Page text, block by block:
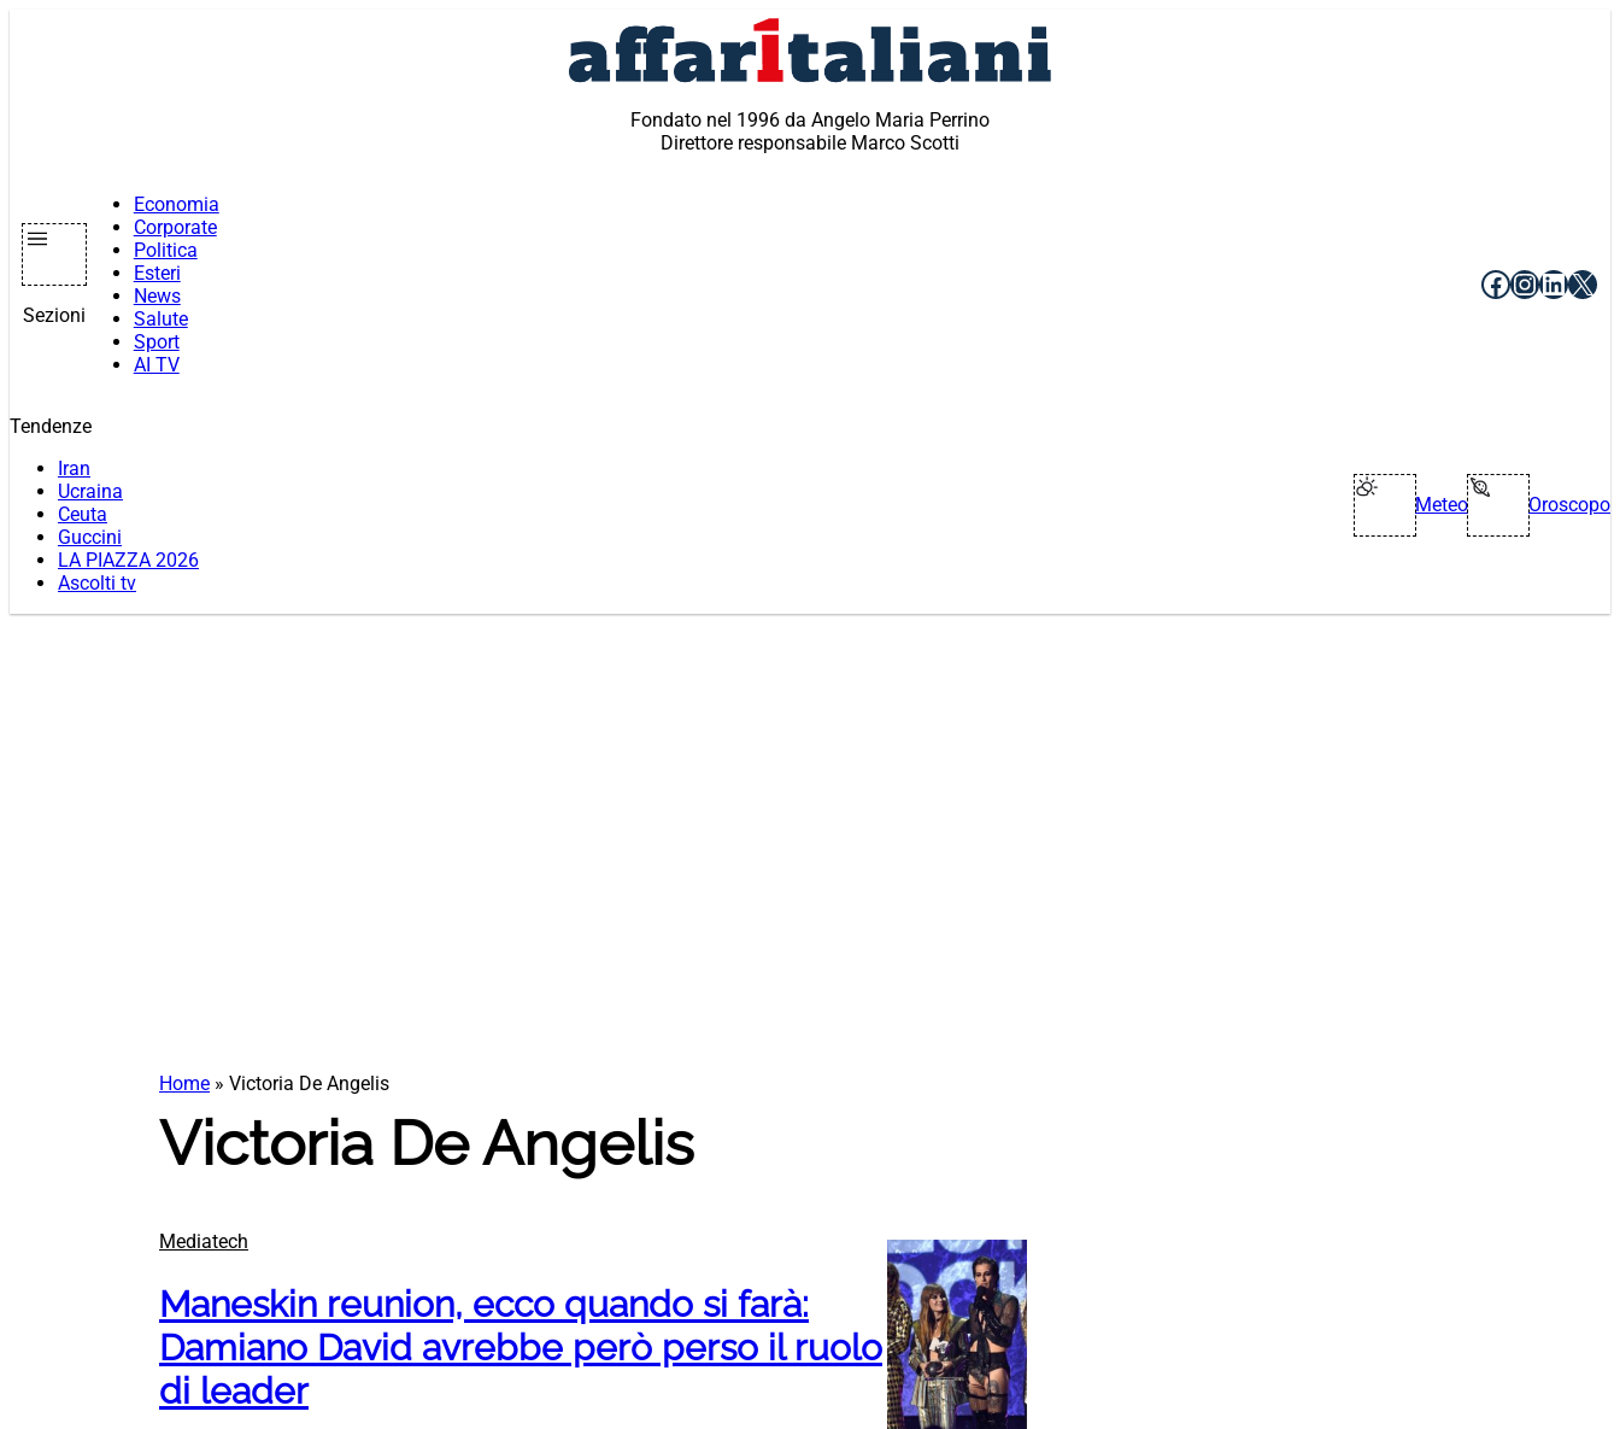
Fondato nel 1996 da Angelo Maria Perrino
Direttore responsabile Marco Scotti
Sezioni
Economia
Corporate
Politica
Esteri
News
Salute
Sport
AI TV
Facebook
X
Tendenze
Iran
Ucraina
Ceuta
Guccini
LA PIAZZA 2026
Ascolti tv
Meteo Oroscopo
Home » Victoria De Angelis
Victoria De Angelis
Mediatech
Maneskin reunion, ecco quando si farà:
Damiano David avrebbe però perso il ruolo
di leader